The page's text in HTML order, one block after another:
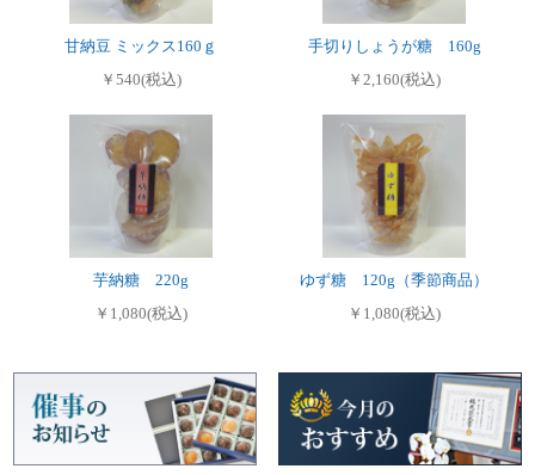
甘納豆 ミックス160ｇ
￥540(税込)
手切りしょうが糖 160g
￥2,160(税込)
芋納糖 220g
￥1,080(税込)
ゆず糖 120g（季節商品）
￥1,080(税込)